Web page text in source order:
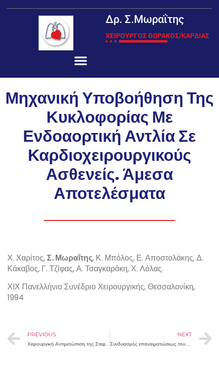
Δρ. Σ.Μωραΐτης
ΧΕΙΡΟΥΡΓΟΣ ΘΩΡΑΚΟΣ/ΚΑΡΔΙΑΣ
Μηχανική Υποβοήθηση Της
Κυκλοφορίας Με
Ενδοαορτική Αντλία Σε
Καρδιοχειρουργικούς
Ασθενείς. Άμεσα
Αποτελέσματα
Χ. Χαρίτος,Σ. Μωραΐτης, Κ. Μπόλος, Ε. Αποστολάκης, Δ.
Κάκαβος, Γ. Τζίφας, Α. Τσαγκαράκη, Χ. Λόλας.
ΧΙΧ Πανελλήνιο Συνέδριο Χειρουργικής, Θεσσαλονίκη,
1994
PREVIOUS NEXT